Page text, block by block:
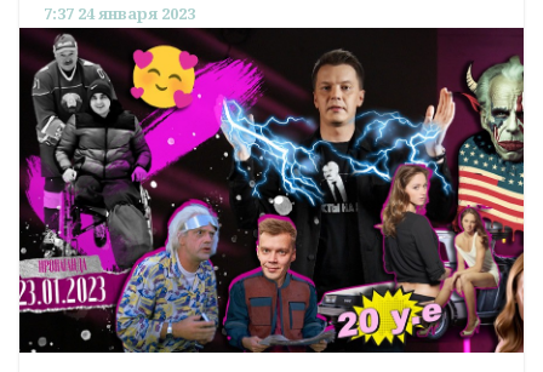
7:37 24 января 2023